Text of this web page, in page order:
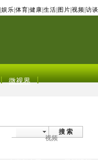
娱乐 体育 健康 生活 图片 视频 访谈
微视界
搜 索
视频